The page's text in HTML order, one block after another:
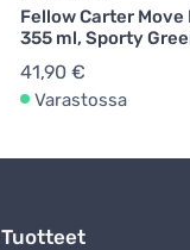
Fellow Carter Move
355 ml, Sporty
41,90 €
Varastossa
Tuotteet